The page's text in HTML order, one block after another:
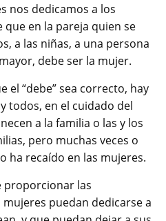
nos dedicamos a los
que en la pareja quien se
a las niñas, a una persona
debe ser la mujer.
el “debe” sea correcto, hay
todos, en el cuidado del
a la familia o las y los
pero muchas veces o
ha recaído en las mujeres.
proporcionar las
puedan dedicarse a